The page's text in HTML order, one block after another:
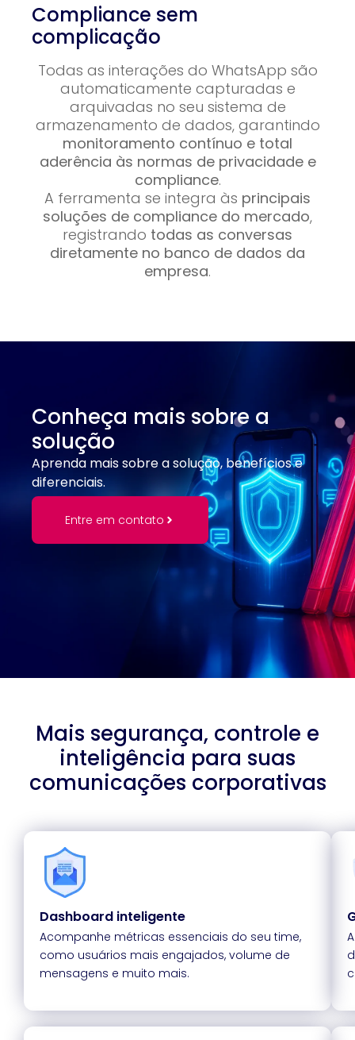
Compliance sem
complicação
Todas as interações do WhatsApp são
automaticamente capturadas e
arquivadas no seu sistema de
armazenamento de dados, garantindo
monitoramento contínuo e total
aderência às normas de privacidade e
compliance.
A ferramenta se integra às principais
soluções de compliance do mercado,
registrando todas as conversas
diretamente no banco de dados da
empresa.
Conheça mais sobre a
solução
Aprenda mais sobre a solução, benefícios e
diferenciais.
Entre em contato
Mais segurança, controle e
inteligência para suas
comunicações corporativas
Dashboard inteligente
Acompanhe métricas essenciais do seu time,
como usuários mais engajados, volume de
mensagens e muito mais.